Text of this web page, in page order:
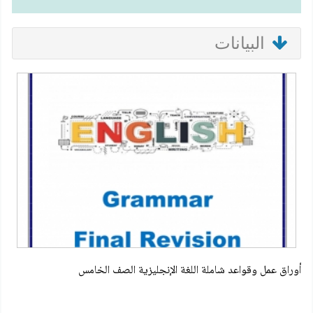
البيانات
أوراق عمل وقواعد شاملة اللغة الإنجليزية الصف الخامس